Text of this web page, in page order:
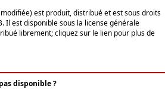
est produit, distribué et est sous droits
. Il est disponible sous la license générale
librement; cliquez sur le lien pour plus de
disponible ?